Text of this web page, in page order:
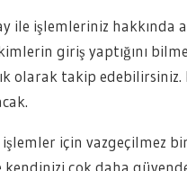
ile işlemleriniz hakkında
giriş yaptığını
olarak takip edebilirsiniz.
işlemler için vazgeçilmez
çok daha